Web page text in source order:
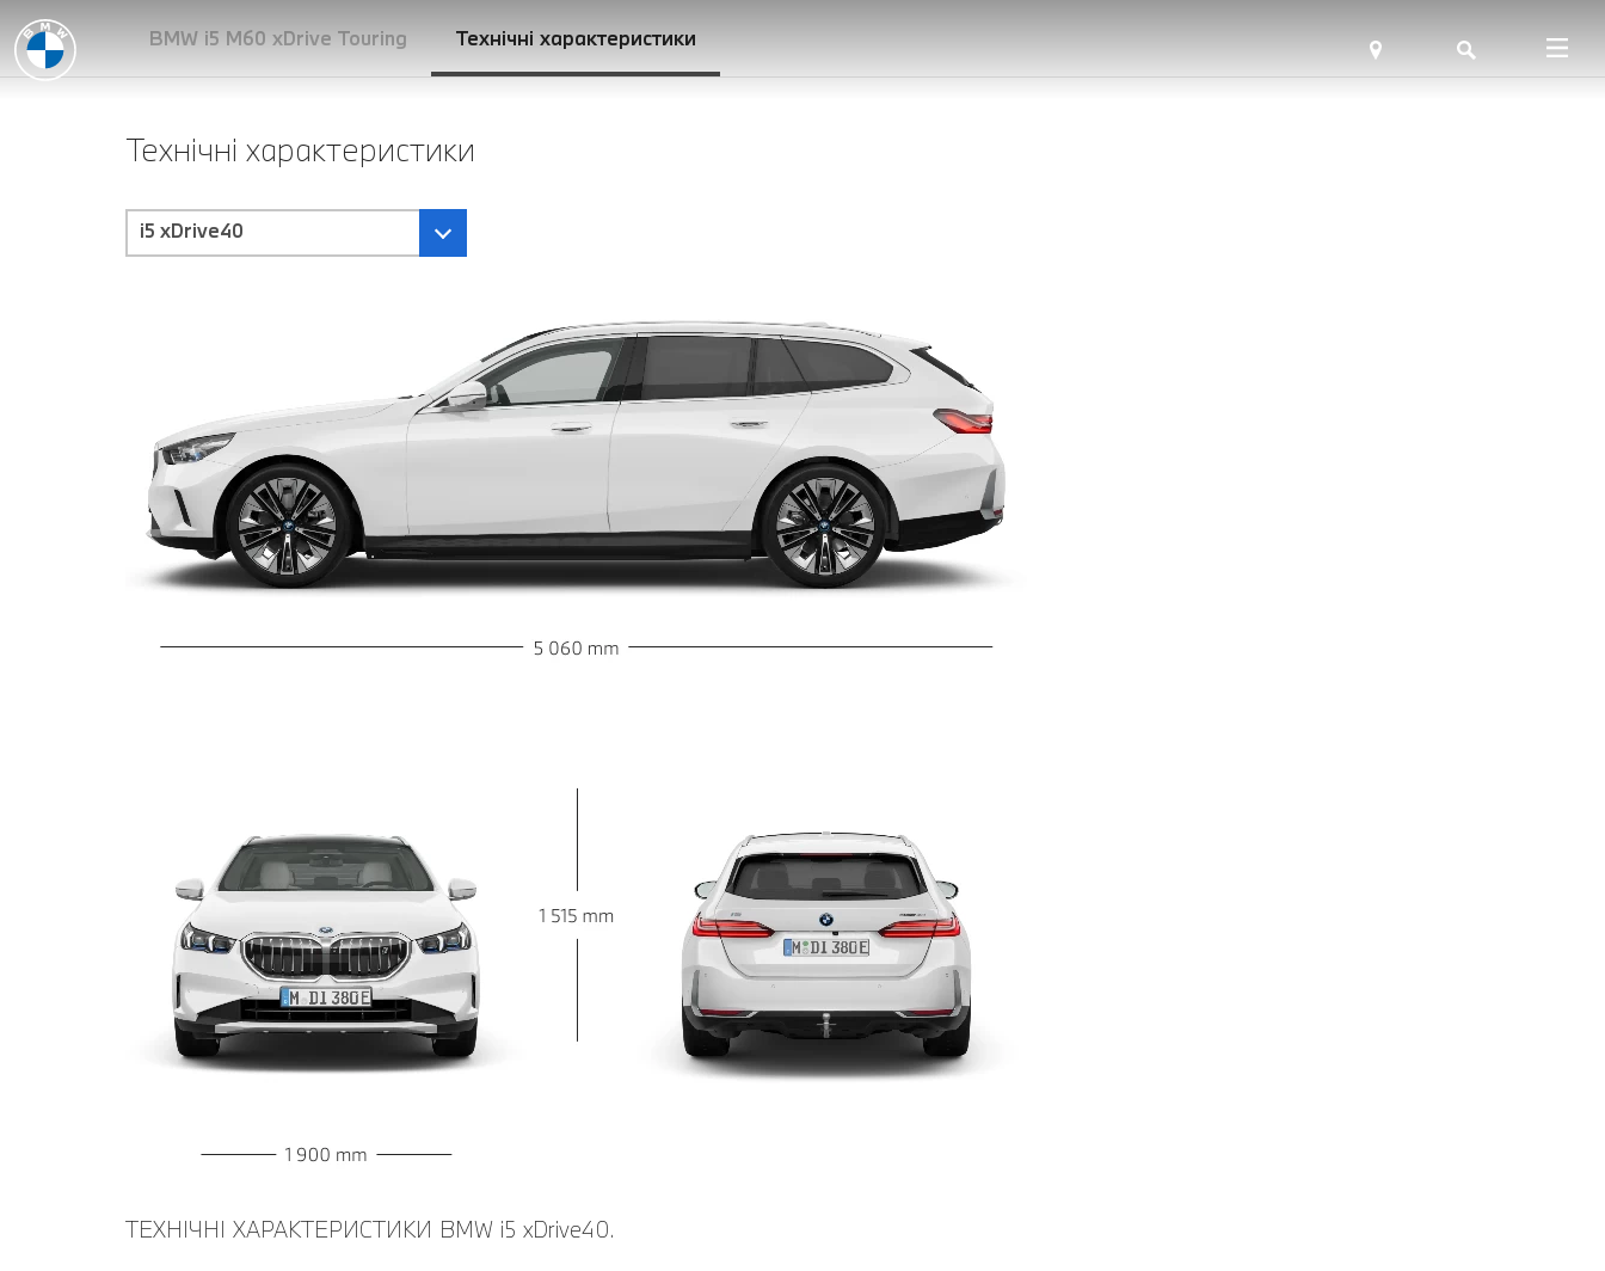
BMW i5 M60 xDrive Touring Технічні характеристики
Технічні характеристики
i5 xDrive40
ТЕХНІЧНІ ХАРАКТЕРИСТИКИ BMW i5 xDrive40.